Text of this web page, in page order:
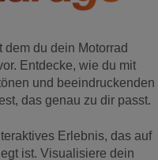
dem du dein Motorrad
Entdecke, wie du mit
und beeindruckenden
das genau zu dir passt.
Erlebnis, das auf
ist. Visualisiere dein